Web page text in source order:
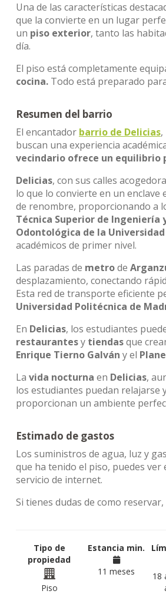
Una de las características
que la convierte en un lugar
un piso exterior, tanto las
día.
El piso está completamente
cocina. Todo está preparado
Resumen del barrio
El encantador barrio de Delicias
buscan una experiencia
vecindario ofrece un
Delicias, con sus calles
lo que lo convierte en un
de renombre, proporcionando a
Técnica Superior de Ingeniería
Odontológica de la
académicos de primer nivel.
Las paradas de metrode
desplazamiento, conectando
Esta red de transporte eficiente
Universidad Politécnica de
En Delicias, los estudiantes
restaurantesy tiendasque
Enrique Tierno Galván y el
La vida nocturna en Delicias,
los estudiantes puedan relajarse
proporcionan un ambiente
Estimado de gastos
Los suministros de agua, luz y
que ha tenido el piso, puedes
servicio de internet.
Si tienes dudas de como
Tipo de
propiedad
Piso
Estancia min.
11 meses
18